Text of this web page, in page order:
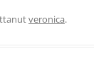
veronica.